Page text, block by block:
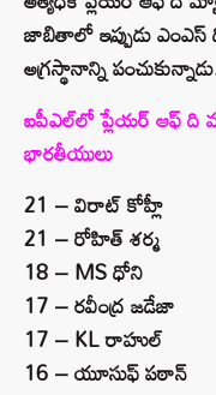
జాబితాలో ఇప్పుడు
అగ్రస్థానాన్ని
ఐపీఎల్‌లో ప్లేయర్ ఆఫ్ ది
భారతీయులు
21 – విరాట్ కోహ్లీ
21 – రోహిత్ శర్మ
18 – MS ధోని
17 – రవీంద్ర జడేజా
17 – KL రాహుల్
16 – యూసుఫ్ పఠాన్